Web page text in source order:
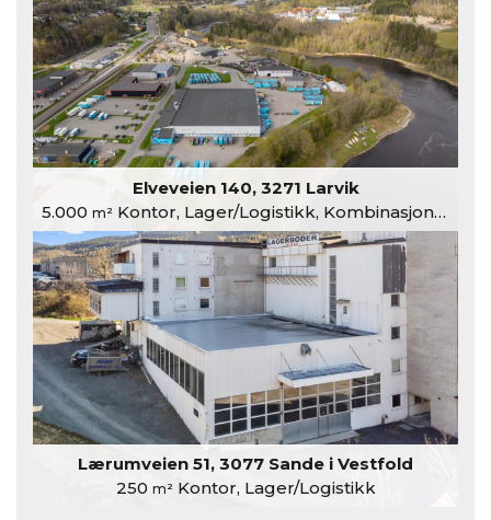
Elveveien 140, 3271 Larvik
5.000 m²Kontor, Lager/Logistikk, Kombinasjonslokaler
Lærumveien 51, 3077 Sande i Vestfold
250 m²Kontor, Lager/Logistikk